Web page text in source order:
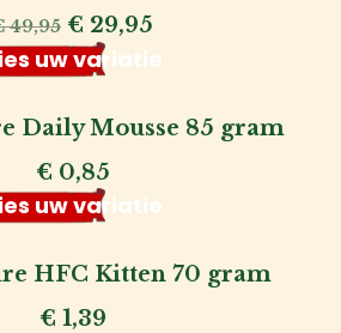
49,95 Oorspronkelijke
prijs
was:
€ 49,95.
€ 29,95
prijs
€ 29,95.
uw variatie
Daily Mousse 85 gram
€ 0,85
uw variatie
HFC Kitten 70 gram
€ 1,39